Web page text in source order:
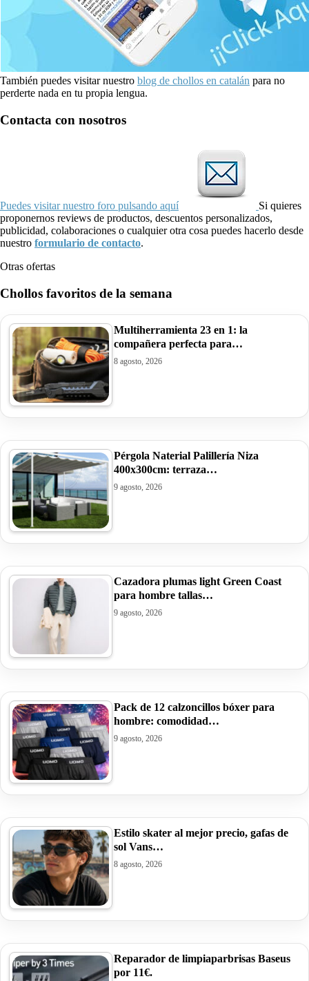
También puedes visitar nuestro blog de chollos en catalán para no
perderte nada en tu propia lengua.
Contacta con nosotros
Puedes visitar nuestro foro pulsando aquí
Si quieres
proponernos reviews de productos, descuentos personalizados,
publicidad, colaboraciones o cualquier otra cosa puedes hacerlo desde
nuestro formulario de contacto.
Otras ofertas
Chollos favoritos de la semana
Multiherramienta 23 en 1: la
compañera perfecta para…
8 agosto, 2026
Pérgola Naterial Palillería Niza
400x300cm: terraza…
9 agosto, 2026
Cazadora plumas light Green Coast
para hombre tallas…
9 agosto, 2026
Pack de 12 calzoncillos bóxer para
hombre: comodidad…
9 agosto, 2026
Estilo skater al mejor precio, gafas de
sol Vans…
8 agosto, 2026
Reparador de limpiaparbrisas Baseus
por 11€.